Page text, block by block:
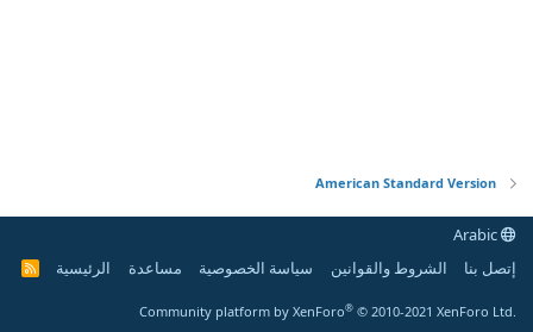
American Standard Version
إتصل بنا
الشروط والقوانين سياسة الخصوصية مساعدة الرئيسية
R
Community platform by XenForo® © 2010-2021 XenForo Ltd.